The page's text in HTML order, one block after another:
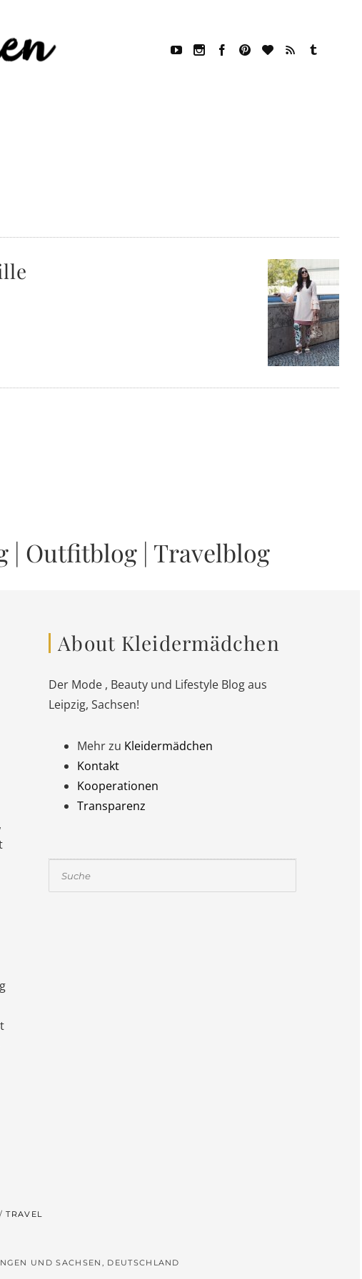
| Outfitblog | Travelblog
About Kleidermädchen
Der Mode , Beauty und Lifestyle Blog aus
Leipzig, Sachsen!
Mehr zu Kleidermädchen
Kontakt
Kooperationen
Transparenz
Suchen
TRAVEL
UND SACHSEN, DEUTSCHLAND